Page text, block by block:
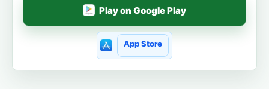
Play on Google Play
App Store